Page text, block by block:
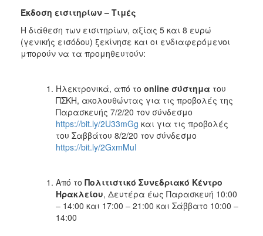
Έκδοση εισιτηρίων – Τιμές
Η διάθεση των εισιτηρίων, αξίας 5 και 8 ευρώ
(γενικής εισόδου) ξεκίνησε και οι ενδιαφερόμενοι
μπορούν να τα προμηθευτούν:
Ηλεκτρονικά, από το online σύστημα του
ΠΣΚΗ, ακολουθώντας για τις προβολές της
Παρασκευής 7/2/20 τον σύνδεσμο
https://bit.ly/2U33mGg και για τις προβολές
του Σαββάτου 8/2/20 τον σύνδεσμο
https://bit.ly/2GxmMuI
Από το Πολιτιστικό Συνεδριακό Κέντρο
Ηρακλείου, Δευτέρα έως Παρασκευή 10:00
– 14:00 και 17:00 – 21:00 και Σάββατο 10:00 –
14:00